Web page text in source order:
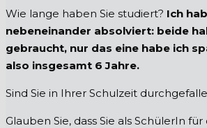
Wie lange haben Sie studiert? Ich
nebeneinander absolviert: beide
gebraucht, nur das eine habe ich
also insgesamt 6 Jahre.
Sind Sie in Ihrer Schulzeit
Glauben Sie, dass Sie als SchülerIn